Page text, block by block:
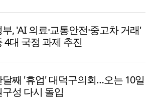
, 'AI 의료·교통안전·중고차 거래'
4대 국정 과제 추진
달째 '휴업' 대덕구의회…오는 10일
구성 다시 돌입